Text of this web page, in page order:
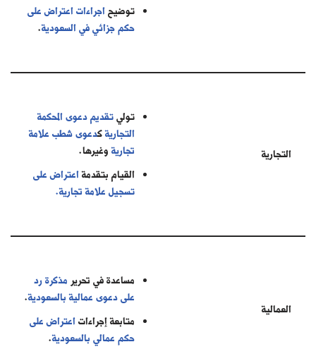
توضيحاجراءات اعتراض على
حكم جزائي في السعودية.
التجارية
توليتقديم دعوى المحكمة
التجاريةكدعوى شطب علامة
تجاريةوغيرها.
القيام بتقدمةاعتراض على
تسجيل علامة تجارية.
العمالية
مساعدة في تحريرمذكرة رد
على دعوى عمالية بالسعودية.
متابعة إجراءاتاعتراض على
حكم عمالي بالسعودية.